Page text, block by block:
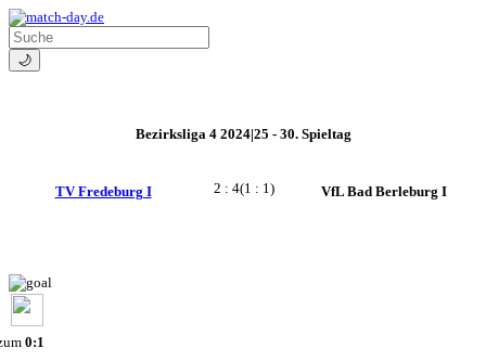
🌙
Bezirksliga 4 2024|25 - 30. Spieltag
TV Fredeburg I 2 : 4(1 : 1) VfL Bad Berleburg I
0:1